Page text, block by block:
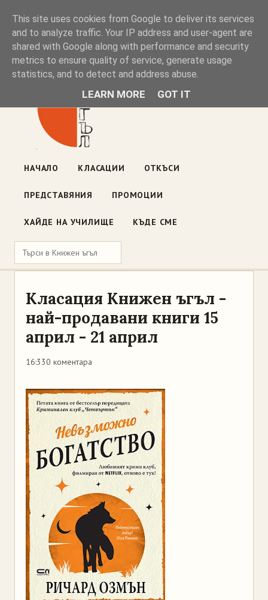
Книжен ъгъл
Блог на книжарницата — класации, откъси, нови книги
ул. „Оборище" 117, София· пон–пет 10:00–19:00 ·
НАЧАЛО КЛАСАЦИИ ОТКЪСИ
ПРЕДСТАВЯНИЯ ПРОМОЦИИ
ХАЙДЕ НА УЧИЛИЩЕ КЪДЕ СМЕ
Класация Книжен ъгъл -
най-продавани книги 15
април - 21 април
16:330 коментара
This site uses cookies from Google to deliver its services
and to analyze traffic. Your IP address and user-agent are
shared with Google along with performance and security
metrics to ensure quality of service, generate usage
statistics, and to detect and address abuse.
LEARN MORE GOT IT